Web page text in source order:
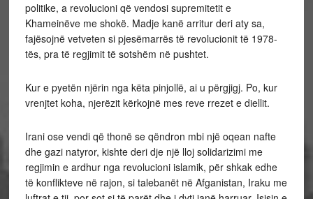
politike, a revolucioni që vendosi supremitetit e
Khameinëve me shokë. Madje kanë arritur deri aty sa,
fajësojnë vetveten si pjesëmarrës të revolucionit të 1978-
tës, pra të regjimit të sotshëm në pushtet.
Kur e pyetën njërin nga këta pinjollë, ai u përgjigj. Po, kur
vrenjtet koha, njerëzit kërkojnë mes reve rrezet e diellit.
Irani ose vendi që thonë se qëndron mbi një oqean nafte
dhe gazi natyror, kishte deri dje një lloj solidarizimi me
regjimin e ardhur nga revolucioni islamik, për shkak edhe
të konflikteve në rajon, si talebanët në Afganistan, Iraku me